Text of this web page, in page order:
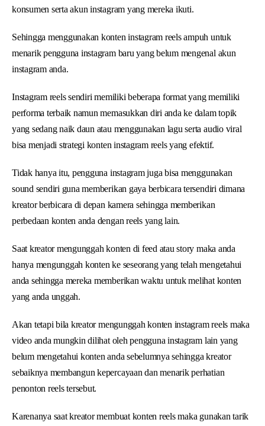
konsumen serta akun instagram yang mereka ikuti.
Sehingga menggunakan konten instagram reels ampuh untuk
menarik pengguna instagram baru yang belum mengenal akun
instagram anda.
Instagram reels sendiri memiliki beberapa format yang memiliki
performa terbaik namun memasukkan diri anda ke dalam topik
yang sedang naik daun atau menggunakan lagu serta audio viral
bisa menjadi strategi konten instagram reels yang efektif.
Tidak hanya itu, pengguna instagram juga bisa menggunakan
sound sendiri guna memberikan gaya berbicara tersendiri dimana
kreator berbicara di depan kamera sehingga memberikan
perbedaan konten anda dengan reels yang lain.
Saat kreator mengunggah konten di feed atau story maka anda
hanya mengunggah konten ke seseorang yang telah mengetahui
anda sehingga mereka memberikan waktu untuk melihat konten
yang anda unggah.
Akan tetapi bila kreator mengunggah konten instagram reels maka
video anda mungkin dilihat oleh pengguna instagram lain yang
belum mengetahui konten anda sebelumnya sehingga kreator
sebaiknya membangun kepercayaan dan menarik perhatian
penonton reels tersebut.
Karenanya saat kreator membuat konten reels maka gunakan tarik